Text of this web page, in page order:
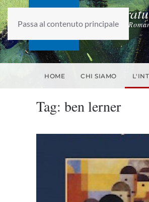
Passa al contenuto principale
fondato da
HOME CHI SIAMO
Tag: ben lerner